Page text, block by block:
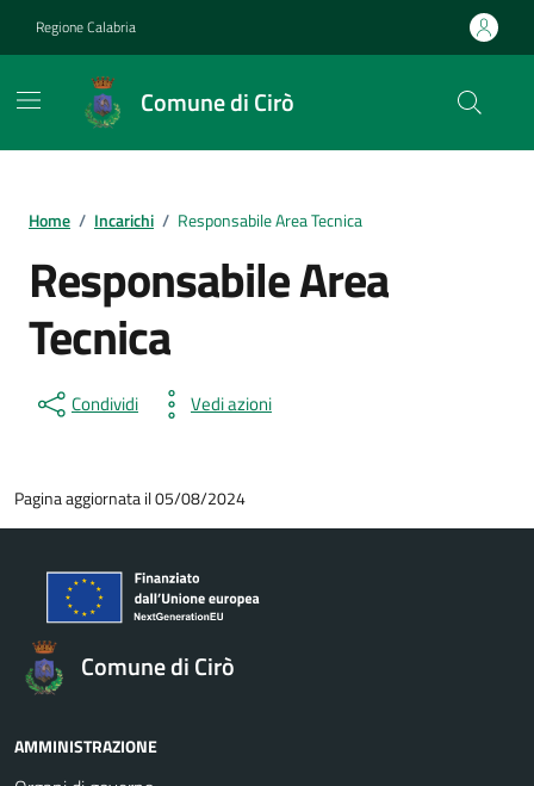
Regione Calabria
Comune di Cirò
Home / Incarichi / Responsabile Area Tecnica
Responsabile Area
Tecnica
Condividi Vedi azioni
Pagina aggiornata il 05/08/2024
Comune di Cirò
AMMINISTRAZIONE